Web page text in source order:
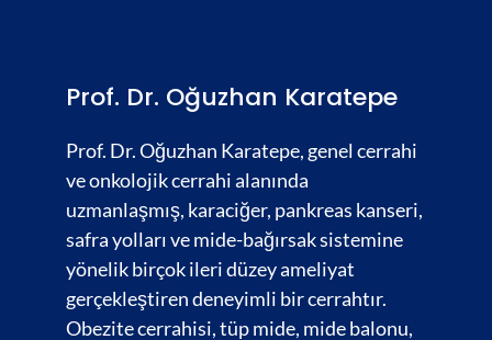
Prof. Dr. Oğuzhan Karatepe
Prof. Dr. Oğuzhan Karatepe, genel cerrahi
ve onkolojik cerrahi alanında
uzmanlaşmış, karaciğer, pankreas kanseri,
safra yolları vemide-bağırsaksistemine
yönelik birçok ileri düzey ameliyat
gerçekleştiren deneyimli bir cerrahtır.
Obezite cerrahisi,tüp mide, mide balonu,